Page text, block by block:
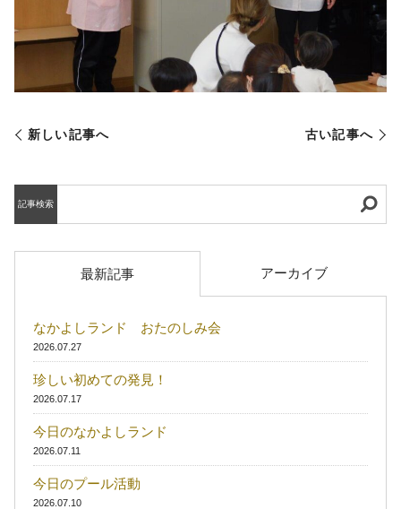
新しい記事へ 古い記事へ
記事検索
最新記事 アーカイブ
なかよしランド おたのしみ会
2026.07.27
珍しい初めての発見！
2026.07.17
今日のなかよしランド
2026.07.11
今日のプール活動
2026.07.10